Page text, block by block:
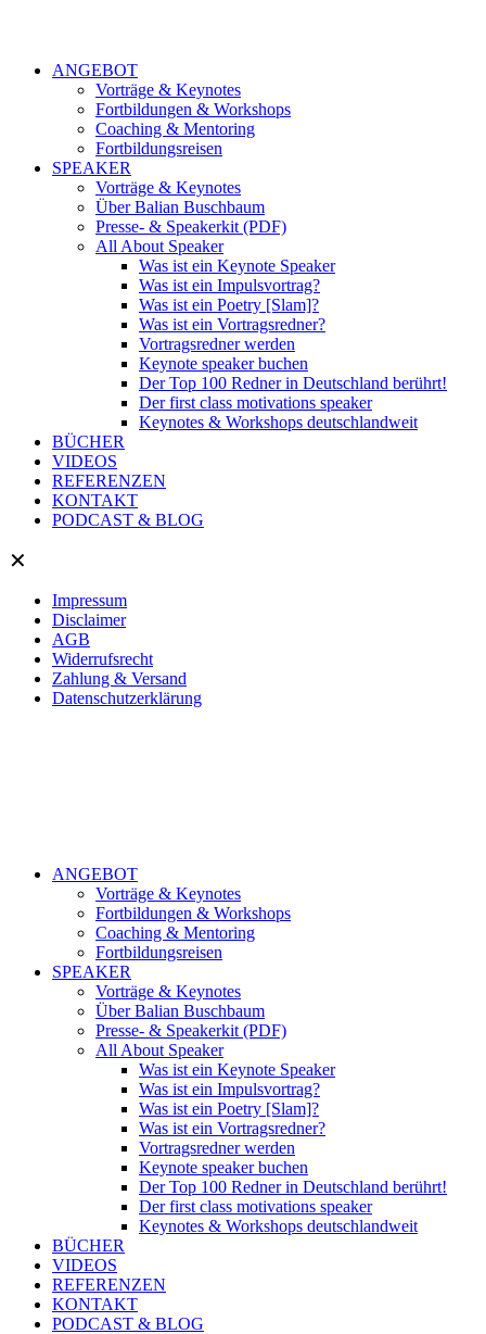
ANGEBOT
Vorträge & Keynotes
Fortbildungen & Workshops
Coaching & Mentoring
Fortbildungsreisen
SPEAKER
Vorträge & Keynotes
Über Balian Buschbaum
Presse- & Speakerkit (PDF)
All About Speaker
Was ist ein Keynote Speaker
Was ist ein Impulsvortrag?
Was ist ein Poetry [Slam]?
Was ist ein Vortragsredner?
Vortragsredner werden
Keynote speaker buchen
Der Top 100 Redner in Deutschland berührt!
Der first class motivations speaker
Keynotes & Workshops deutschlandweit
BÜCHER
VIDEOS
REFERENZEN
KONTAKT
PODCAST & BLOG
✕
Impressum
Disclaimer
AGB
Widerrufsrecht
Zahlung & Versand
Datenschutzerklärung
ANGEBOT
Vorträge & Keynotes
Fortbildungen & Workshops
Coaching & Mentoring
Fortbildungsreisen
SPEAKER
Vorträge & Keynotes
Über Balian Buschbaum
Presse- & Speakerkit (PDF)
All About Speaker
Was ist ein Keynote Speaker
Was ist ein Impulsvortrag?
Was ist ein Poetry [Slam]?
Was ist ein Vortragsredner?
Vortragsredner werden
Keynote speaker buchen
Der Top 100 Redner in Deutschland berührt!
Der first class motivations speaker
Keynotes & Workshops deutschlandweit
BÜCHER
VIDEOS
REFERENZEN
KONTAKT
PODCAST & BLOG